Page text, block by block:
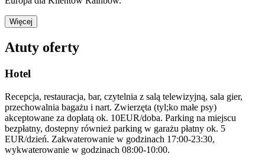
Więcej
Atuty oferty
Hotel
Recepcja, restauracja, bar, czytelnia z salą telewizyjną, sala gier,
przechowalnia bagażu i nart. Zwierzęta (tyl;ko małe psy)
akceptowane za dopłatą ok. 10EUR/doba. Parking na miejscu
bezpłatny, dostepny również parking w garażu płatny ok. 5
EUR/dzień. Zakwaterowanie w godzinach 17:00-23:30,
wykwaterowanie w godzinach 08:00-10:00.